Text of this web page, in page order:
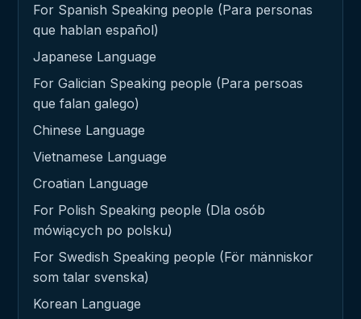
For Spanish Speaking people (Para personas
que hablan español)
Japanese Language
For Galician Speaking people (Para persoas
que falan galego)
Chinese Language
Vietnamese Language
Croatian Language
For Polish Speaking people (Dla osób
mówiących po polsku)
For Swedish Speaking people (För människor
som talar svenska)
Korean Language